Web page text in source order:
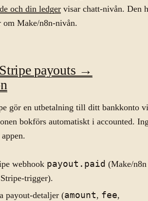
och din ledger visar chatt-nivån. Den
om Make/n8n-nivån.
payouts →
gör en utbetalning till ditt bankkonto
bokförs automatiskt i accounted.
webhook payout.paid (Make/n8n
trigger).
payout-detaljer (amount, fee,